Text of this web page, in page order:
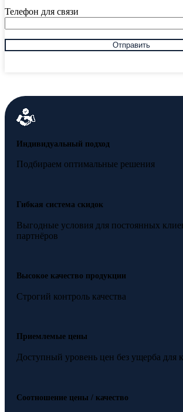
Телефон для связи
Индивидуальный подход
Подбираем оптимальные решения
Гибкая система скидок
Выгодные условия для постоянных
партнёров
Высокое качество продукции
Строгий контроль качества
Приемлемые цены
Доступный уровень цен без ущерба для
Соотношение цены / качество